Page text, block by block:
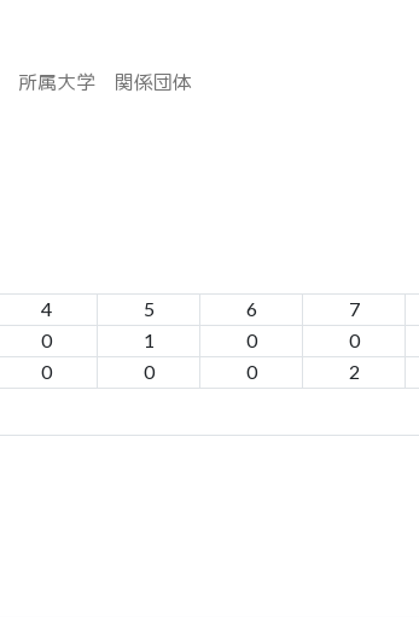
所属大学 関係団体
4 5 6 7
0 1 0 0
0 0 0 2